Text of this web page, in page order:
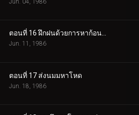
ตอนที่ 16 ฝึกฝนด้วยการหาก้อนหิน
Jun. 11, 1986
ตอนที่ 17 ส่งนมมหาโหด
Jun. 18, 1986